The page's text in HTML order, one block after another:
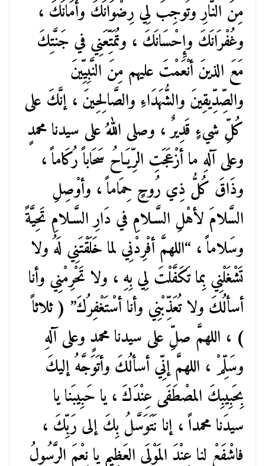
مِنَ النَّارِ وتُوجِبَ لِي رِضْوَانَكَ وأمَانَكَ ،
وغُفْرَانَكَ وإِحْسَانَكَ ، وتُمَتِّعَنِي في جَنَّتِكَ
مَعَ الذينَ أنْعَمْتَ عليهم مِنَ النَّبِيِّينَ
والصِّدِّيقِينَ والشُّهَدَاءِ والصَّالِحِينَ ، إنَّكَ على
كُلِّ شيءٍ قَدِيرٌ ، وصلى اللهُ على سيدنا محمدٍ
وعلى آلهِ ما أزْعَجَتِ الرِّيَـاحُ سَحَاباً رُكَاماً ،
وذَاقَ كُلُّ ذِي رُوحٍ حِمَاماً ، وأوْصِلِ
السَّلامَ لأهْلِ السَّـلامِ في دَارِ السَّـلامِ تَحِيَّةً
وسَلاماً ، “اللهمَّ أفْرِدْنِي لما خَلَقْتَنِي لَهُ ولا
تَشْغَلْنِي بِما تَكَفَّلْتَ لِي بِهِ ، ولا تَحْرِمْنِي وأنا
أسألُكَ ولا تُعَذِّبْنِي وأنا أسْتَغْفِرُكَ” ( ثلاثاً
) ، اللهمَّ صلِّ على سيدنا محمدٍ وعلى آلهِ
وسَلِّمْ ، اللهمَّ إنِّي أسألُكَ وأتَوَجَّهُ إليكَ
بِحَبِيبِكَ المصْطَفَى عِنْدَكَ ، يا حَبِيبَنا يا
سيدَنا محمداً ، إنا نَتَوَسَّلُ بِكَ إلى رَبِّكَ ،
فاشْفَعْ لنا عِنْدَ المَوْلَى العَظِيمِ يا نِعْمَ الرَّسُولُ